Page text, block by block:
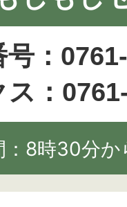
：
ス：
：8時30分